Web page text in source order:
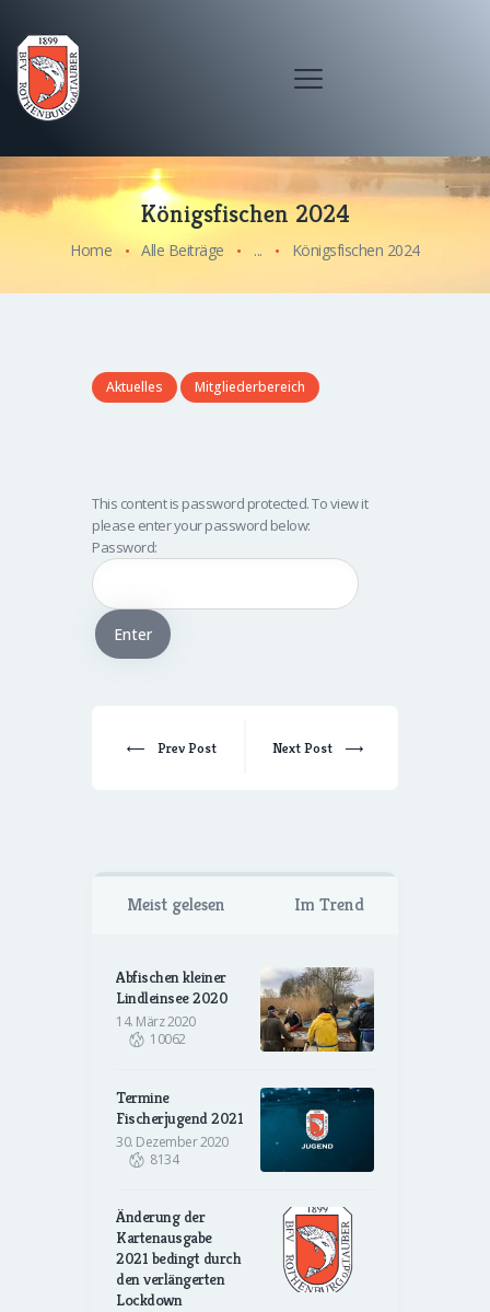
Königsfischen 2024
Home Alle Beiträge ... Königsfischen 2024
Aktuelles Mitgliederbereich
This content is password protected. To view it
please enter your password below:
Password:
Prev Post Next Post
Meist gelesen Im Trend
Abfischen kleiner
Lindleinsee 2020
14. März 2020
10062
Termine
Fischerjugend 2021
30. Dezember 2020
8134
Änderung der
Kartenausgabe
2021 bedingt durch
den verlängerten
Lockdown